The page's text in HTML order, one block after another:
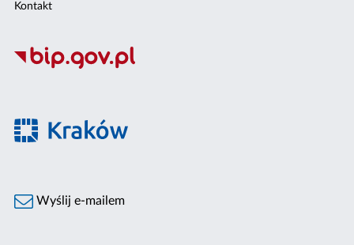
Kontakt
Wyślij e-mailem